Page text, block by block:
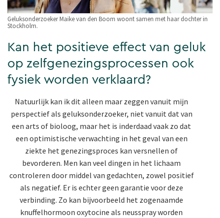
Geluksonderzoeker Maike van den Boom woont samen met haar dochter in
Stockholm.
Kan het positieve effect van geluk
op zelfgenezingsprocessen ook
fysiek worden verklaard?
Natuurlijk kan ik dit alleen maar zeggen vanuit mijn
perspectief als geluksonderzoeker, niet vanuit dat van
een arts of bioloog, maar het is inderdaad vaak zo dat
een optimistische verwachting in het geval van een
ziekte het genezingsproces kan versnellen of
bevorderen. Men kan veel dingen in het lichaam
controleren door middel van gedachten, zowel positief
als negatief. Er is echter geen garantie voor deze
verbinding. Zo kan bijvoorbeeld het zogenaamde
knuffelhormoon oxytocine als neusspray worden